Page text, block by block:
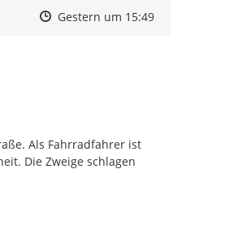
Zeitpunkt des Erstellens
Zeitpunkt des Erstellens
Gestern um 15:49Zur Äußerung
Als Fahrradfahrer ist
Die Zweige schlagen